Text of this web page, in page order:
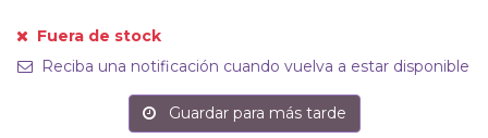
Fuera de stock
Reciba una notificación cuando vuelva a estar disponible
Guardar para más tarde